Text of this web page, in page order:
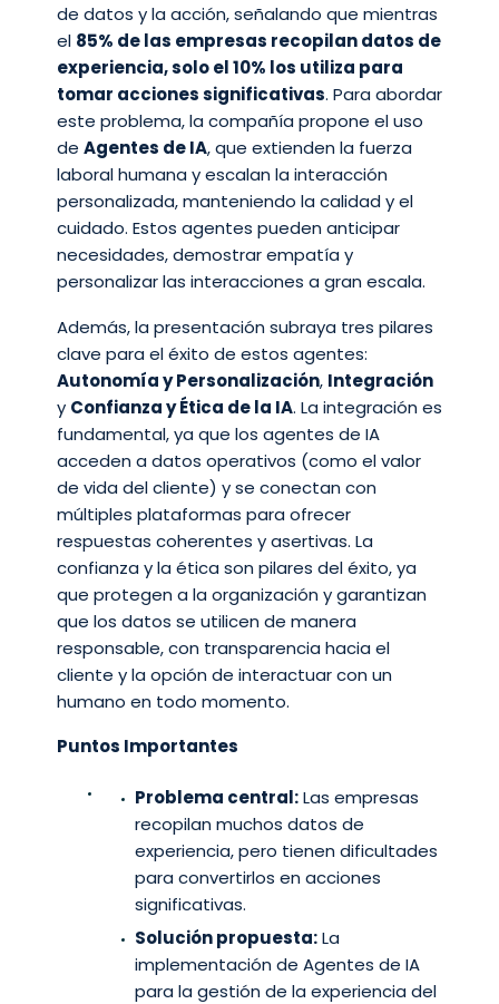
de datos y la acción, señalando que mientras
el 85% de las empresas recopilan datos de
experiencia, solo el 10% los utiliza para
tomar acciones significativas. Para abordar
este problema, la compañía propone el uso
de Agentes de IA, que extienden la fuerza
laboral humana y escalan la interacción
personalizada, manteniendo la calidad y el
cuidado. Estos agentes pueden anticipar
necesidades, demostrar empatía y
personalizar las interacciones a gran escala.
Además, la presentación subraya tres pilares
clave para el éxito de estos agentes:
Autonomía y Personalización, Integración
y Confianza y Ética de la IA. La integración es
fundamental, ya que los agentes de IA
acceden a datos operativos (como el valor
de vida del cliente) y se conectan con
múltiples plataformas para ofrecer
respuestas coherentes y asertivas. La
confianza y la ética son pilares del éxito, ya
que protegen a la organización y garantizan
que los datos se utilicen de manera
responsable, con transparencia hacia el
cliente y la opción de interactuar con un
humano en todo momento.
Puntos Importantes
Problema central:Las empresas
recopilan muchos datos de
experiencia, pero tienen dificultades
para convertirlos en acciones
significativas.
Solución propuesta:La
implementación de Agentes de IA
para la gestión de la experiencia del